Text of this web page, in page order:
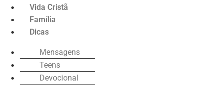
Vida Cristã
Família
Dicas
Mensagens
Teens
Devocional